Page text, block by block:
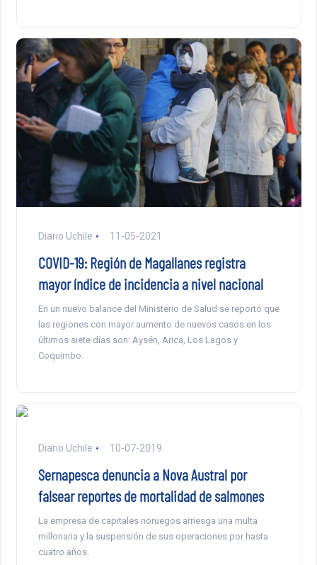
Diario Uchile 11-05-2021
COVID-19: Región de Magallanes registra
mayor índice de incidencia a nivel nacional
En un nuevo balance del Ministerio de Salud se reportó que
las regiones con mayor aumento de nuevos casos en los
últimos siete días son: Aysén, Arica, Los Lagos y
Coquimbo.
Diario Uchile 10-07-2019
Sernapesca denuncia a Nova Austral por
falsear reportes de mortalidad de salmones
La empresa de capitales noruegos arriesga una multa
millonaria y la suspensión de sus operaciones por hasta
cuatro años.